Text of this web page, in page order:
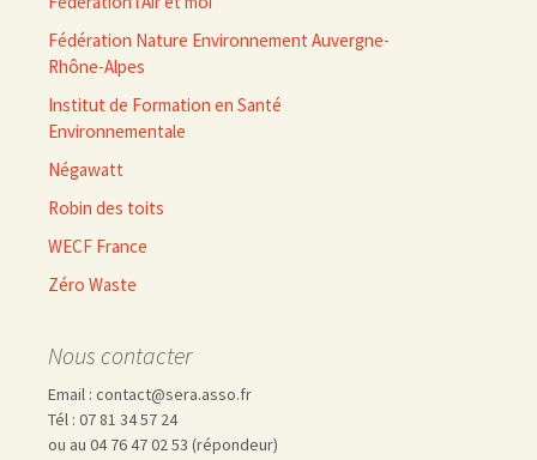
Fédération Nature Environnement Auvergne-
Rhône-Alpes
Institut de Formation en Santé
Environnementale
Négawatt
Robin des toits
WECF France
Zéro Waste
Nous contacter
Email : contact@sera.asso.fr
Tél : 07 81 34 57 24
ou au 04 76 47 02 53 (répondeur)